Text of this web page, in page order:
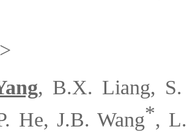
, B.X. Liang, S.
He, J.B. Wang*,